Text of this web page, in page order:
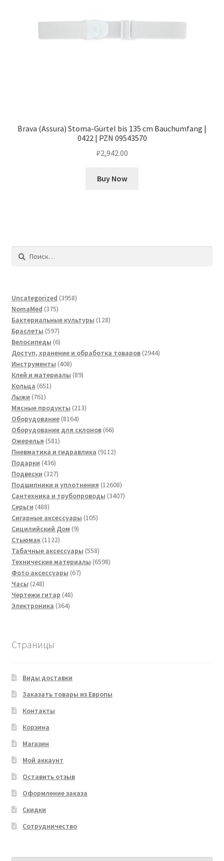
Brava (Assura) Stoma-Gürtel bis 135 cm Bauchumfang |
0422 | PZN 09543570
₽2,942.00
Buy Now
Найти:
Uncategorized 39583958
NomaMed 375375
товаров
Бактериальные культуры 128128
Браслеты 597597
товаров
Велосипеды 66
товаров
Доступ, хранение и обработка товаров 29442944
Инструменты 408408
товаров
Клей и материалы 8989
Кольца 651651
Лыжи 761761
товар
Мясные продукты 213213
Оборудование 81648164
товара
Оборудование для склонов 6666
Ожерелья 581581
товар
Пневматика и гидравлика 91129112
Подарки 436436
товаров
Подвески 327327
товаров
Подшипники и уплотнения 1260812608
товаров
Сантехника и трубопроводы 34073407
Серьги 488488
товаров
Сигарные аксессуары 105105
Сицилийский Дом 99
Стьюмак 11221122
товара
Табачные аксессуары 558558
товаров
Технические материалы 65986598
Фото аксессуары 6767
Часы 248248
товаров
Чертежи гитар 4848
Электроника 364364
Страницы
Виды доставки
Заказать товары из Европы
Контакты
Корзина
Магазин
Мой аккаунт
Оставить отзыв
Оформление заказа
Скидки
Сотрудничество